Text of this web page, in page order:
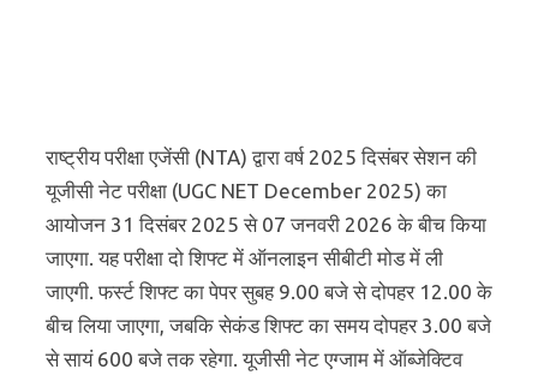
राष्ट्रीय परीक्षा एजेंसी (NTA) द्वारा वर्ष 2025 दिसंबर सेशन की
यूजीसी नेट परीक्षा (UGC NET December 2025) का
आयोजन 31 दिसंबर 2025 से 07 जनवरी 2026 के बीच किया
जाएगा. यह परीक्षा दो शिफ्ट में ऑनलाइन सीबीटी मोड में ली
जाएगी. फर्स्ट शिफ्ट का पेपर सुबह 9.00 बजे से दोपहर 12.00 के
बीच लिया जाएगा, जबकि सेकंड शिफ्ट का समय दोपहर 3.00 बजे
से सायं 600 बजे तक रहेगा. यूजीसी नेट एग्जाम में ऑब्जेक्टिव